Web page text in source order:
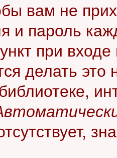
вам не
и пароль
при
делать